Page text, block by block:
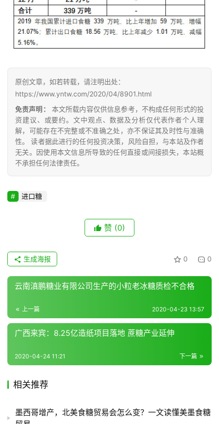
首
糖
网
公
众
号
现
货
报
价
地
区
道
产
业
链
产
原创文章，如若转载，请注明出处：
https://www.yntw.com/2020/04/8901.html
免责声明：
本文所载内容仅供信息参考，不构成任何形式的投
资建议、或要约。文中观点、数据及分析仅代表作者个人理
解，可能存在不完整或不准确之处，亦不保证其及时性与准确
性。 读者据此进行的任何投资决策，风险自担，与本站及作者
无关。因使用本文信息所导致的任何直接或间接损失，本站概
不承担任何法律责任。
进口糖
赞 (0)
0 0
生成海报
云南滇鹏糖业有限公司生产的小粒老冰糖质检不合格
上一篇 2020-04-23 13:57
广西来宾：8.25亿造纸项目落地 蔗糖产业延伸
下一篇
2020-04-24 11:21
相关推荐
墨西哥增产，北美食糖贸易会怎么变？一文读懂美墨食糖